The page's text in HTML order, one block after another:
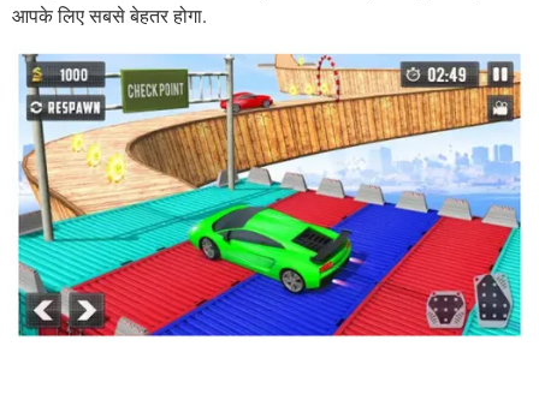
आपके लिए सबसे बेहतर होगा.